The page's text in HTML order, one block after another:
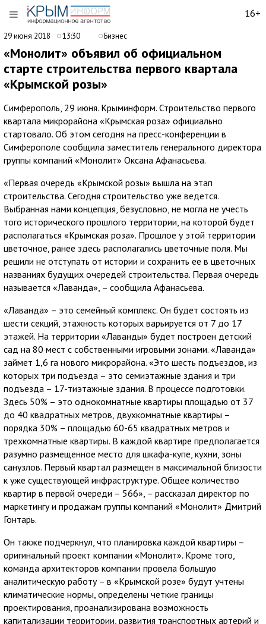
16+
29 июня 2018 13:30 Бизнес
«Монолит» объявил об официальном
старте строительства первого квартала
«Крымской розы»
Симферополь, 29 июня. Крыминформ. Строительство первого
квартала микрорайона «Крымская роза» официально
стартовало. Об этом сегодня на пресс-конференции в
Симферополе сообщила заместитель генерального директора
группы компаний «Монолит» Оксана Афанасьева.
«Первая очередь «Крымской розы» вышла на этап
строительства. Сегодня строительство уже ведется.
Выбранная нами концепция, безусловно, не могла не учесть
того исторического прошлого территории, на которой будет
располагаться «Крымская роза». Прошлое у этой территории
цветочное, ранее здесь располагались цветочные поля. Мы
решили не отступать от истории и сохранить ее в цветочных
названиях будущих очередей строительства. Первая очередь
называется «Лаванда», – сообщила Афанасьева.
«Лаванда» – это семейный комплекс. Он будет состоять из
шести секций, этажность которых варьируется от 7 до 17
этажей. На территории «Лаванды» будет построен детский
сад на 80 мест с собственными игровыми зонами. «Лаванда»
займет 1,6 га нового микрорайона. «Это шесть подъездов, из
которых три подъезда – это семиэтажные здания и три
подъезда – 17-тиэтажные здания. В процессе подготовки.
Здесь 50% – это однокомнатные квартиры площадью от 37
до 40 квадратных метров, двухкомнатные квартиры –
порядка 30% – площадью 60-65 квадратных метров и
трехкомнатные квартиры. В каждой квартире предполагается
разумно размещенное место для шкафа-купе, кухни, зоны
санузлов. Первый квартал размещен в максимальной близости
к уже существующей инфраструктуре. Общее количество
квартир в первой очереди – 566», – рассказал директор по
маркетингу и продажам группы компаний «Монолит» Дмитрий
Гонтарь.
Он также подчеркнул, что планировка каждой квартиры –
оригинальный проект компании «Монолит». Кроме того,
команда архитекторов компании провела большую
аналитическую работу – в «Крымской розе» будут учтены
климатические нормы, определены четкие границы
проектирования, проанализирована возможность
капитализации территории, развития транспортных артерий и